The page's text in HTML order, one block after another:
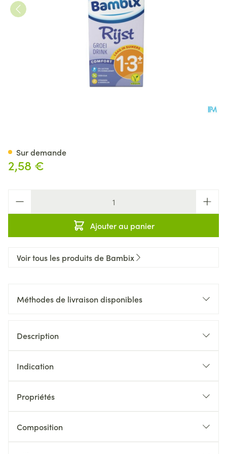
2,58 €
Ajouter au panier
Sur demande
Voir tous les produits de Bambix
Méthodes de livraison disponibles
Description
Indication
Propriétés
Composition